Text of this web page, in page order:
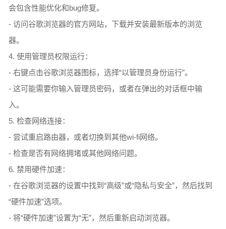
会包含性能优化和bug修复。
- 访问谷歌浏览器的官方网站，下载并安装最新版本的浏览
器。
4. 使用管理员权限运行：
- 右键点击谷歌浏览器图标，选择“以管理员身份运行”。
- 这可能需要你输入管理员密码，或者在弹出的对话框中输
入。
5. 检查网络连接：
- 尝试重启路由器，或者切换到其他wi-fi网络。
- 检查是否有网络拥堵或其他网络问题。
6. 禁用硬件加速：
- 在谷歌浏览器的设置中找到“高级”或“隐私与安全”，然后找到
“硬件加速”选项。
- 将“硬件加速”设置为“无”，然后重新启动浏览器。